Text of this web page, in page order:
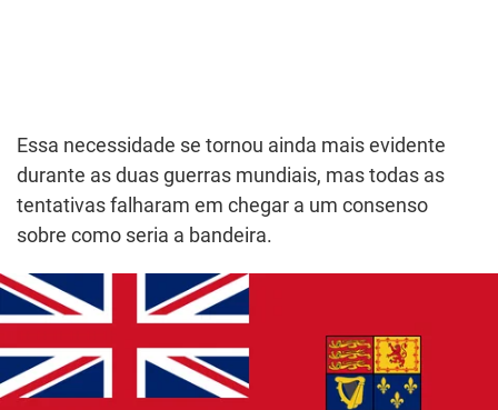
Essa necessidade se tornou ainda mais evidente
durante as duas guerras mundiais, mas todas as
tentativas falharam em chegar a um consenso
sobre como seria a bandeira.